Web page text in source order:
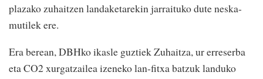
plazako zuhaitzen landaketarekin jarraituko dute neska-
mutilek ere.
Era berean, DBHko ikasle guztiek Zuhaitza, ur erreserba
eta CO2 xurgatzailea izeneko lan-fitxa batzuk landuko